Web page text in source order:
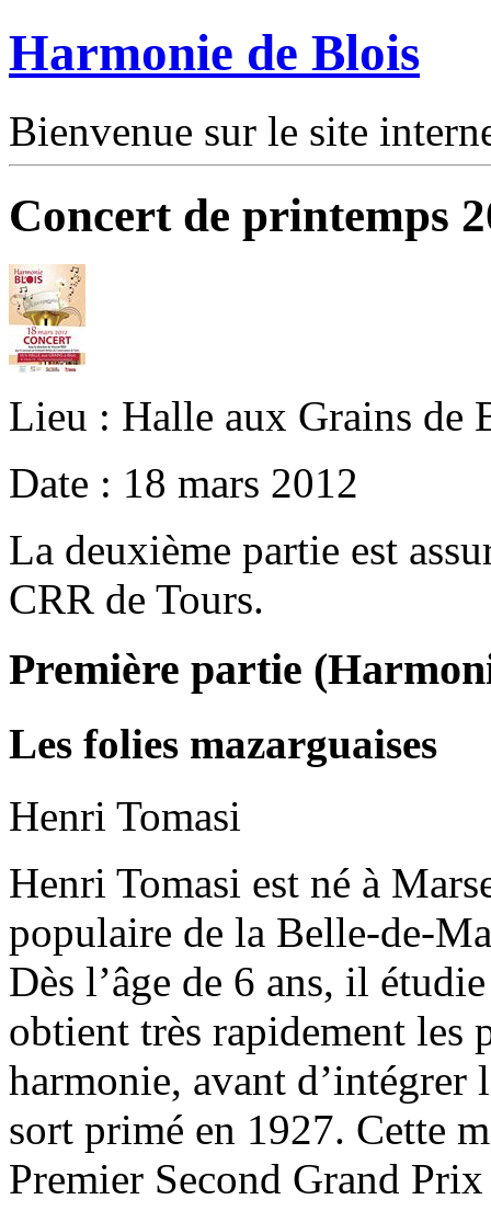
Harmonie de Blois
Bienvenue sur le site
Concert de printemps
Lieu : Halle aux Grains de
Date : 18 mars 2012
La deuxième partie est
CRR de Tours.
Première partie
Les folies mazarguaises
Henri Tomasi
Henri Tomasi est né à
populaire de la Belle-de-
Dès l’âge de 6 ans, il
obtient très rapidement les
harmonie, avant
sort primé en 1927. Cette
Premier Second Grand